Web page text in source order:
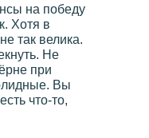
на победу
Хотя в
так велика.
Не
при
Вы
что-то,